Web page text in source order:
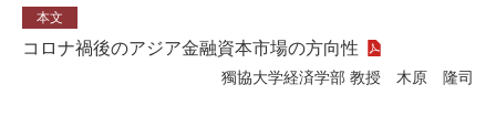
本文
コロナ禍後のアジア金融資本市場の方向性
獨協大学経済学部 教授 木原 隆司